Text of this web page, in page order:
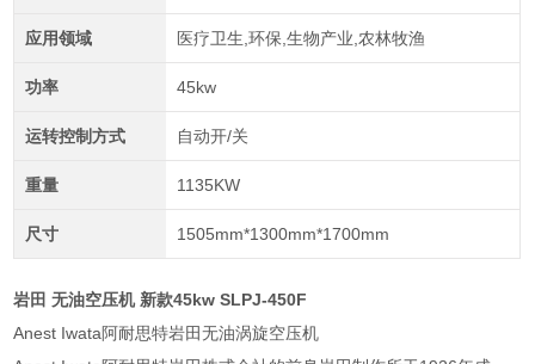
应用领域 医疗卫生,环保,生物产业,农林牧渔
功率 45kw
运转控制方式 自动开/关
重量 1135KW
尺寸 1505mm*1300mm*1700mm
岩田 无油空压机 新款45kw SLPJ-450F
Anest Iwata阿耐思特岩田无油涡旋空压机